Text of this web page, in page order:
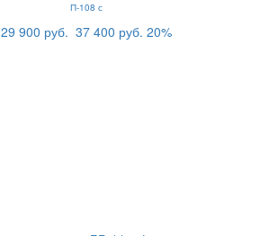
П-108 с
29 900 руб. 37 400 руб. 20%